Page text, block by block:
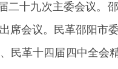
二十九次主委会议。
席会议。民革邵阳市
民革十四届四中全